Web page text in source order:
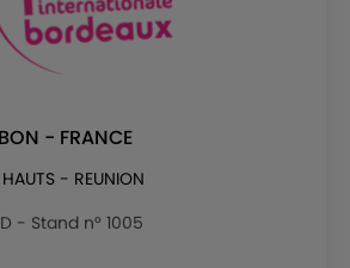
- FRANCE
HAUTS - REUNION
- Stand n° 1005